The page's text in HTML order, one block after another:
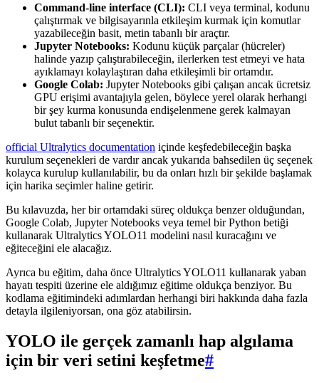
Command-line interface (CLI): CLI veya terminal, kodunu
çalıştırmak ve bilgisayarınla etkileşim kurmak için komutlar
yazabileceğin basit, metin tabanlı bir araçtır.
Jupyter Notebooks: Kodunu küçük parçalar (hücreler)
halinde yazıp çalıştırabileceğin, ilerlerken test etmeyi ve hata
ayıklamayı kolaylaştıran daha etkileşimli bir ortamdır.
Google Colab: Jupyter Notebooks gibi çalışan ancak ücretsiz
GPU erişimi avantajıyla gelen, böylece yerel olarak herhangi
bir şey kurma konusunda endişelenmene gerek kalmayan
bulut tabanlı bir seçenektir.
official Ultralytics documentation içinde keşfedebileceğin başka
kurulum seçenekleri de vardır ancak yukarıda bahsedilen üç seçenek
kolayca kurulup kullanılabilir, bu da onları hızlı bir şekilde başlamak
için harika seçimler haline getirir.
Bu kılavuzda, her bir ortamdaki süreç oldukça benzer olduğundan,
Google Colab, Jupyter Notebooks veya temel bir Python betiği
kullanarak Ultralytics YOLO11 modelini nasıl kuracağını ve
eğiteceğini ele alacağız.
Ayrıca bu eğitim, daha önce Ultralytics YOLO11 kullanarak yaban
hayatı tespiti üzerine ele aldığımız eğitime oldukça benziyor. Bu
kodlama eğitimindeki adımlardan herhangi biri hakkında daha fazla
detayla ilgileniyorsan, ona göz atabilirsin.
YOLO ile gerçek zamanlı hap algılama
için bir veri setini keşfetme#